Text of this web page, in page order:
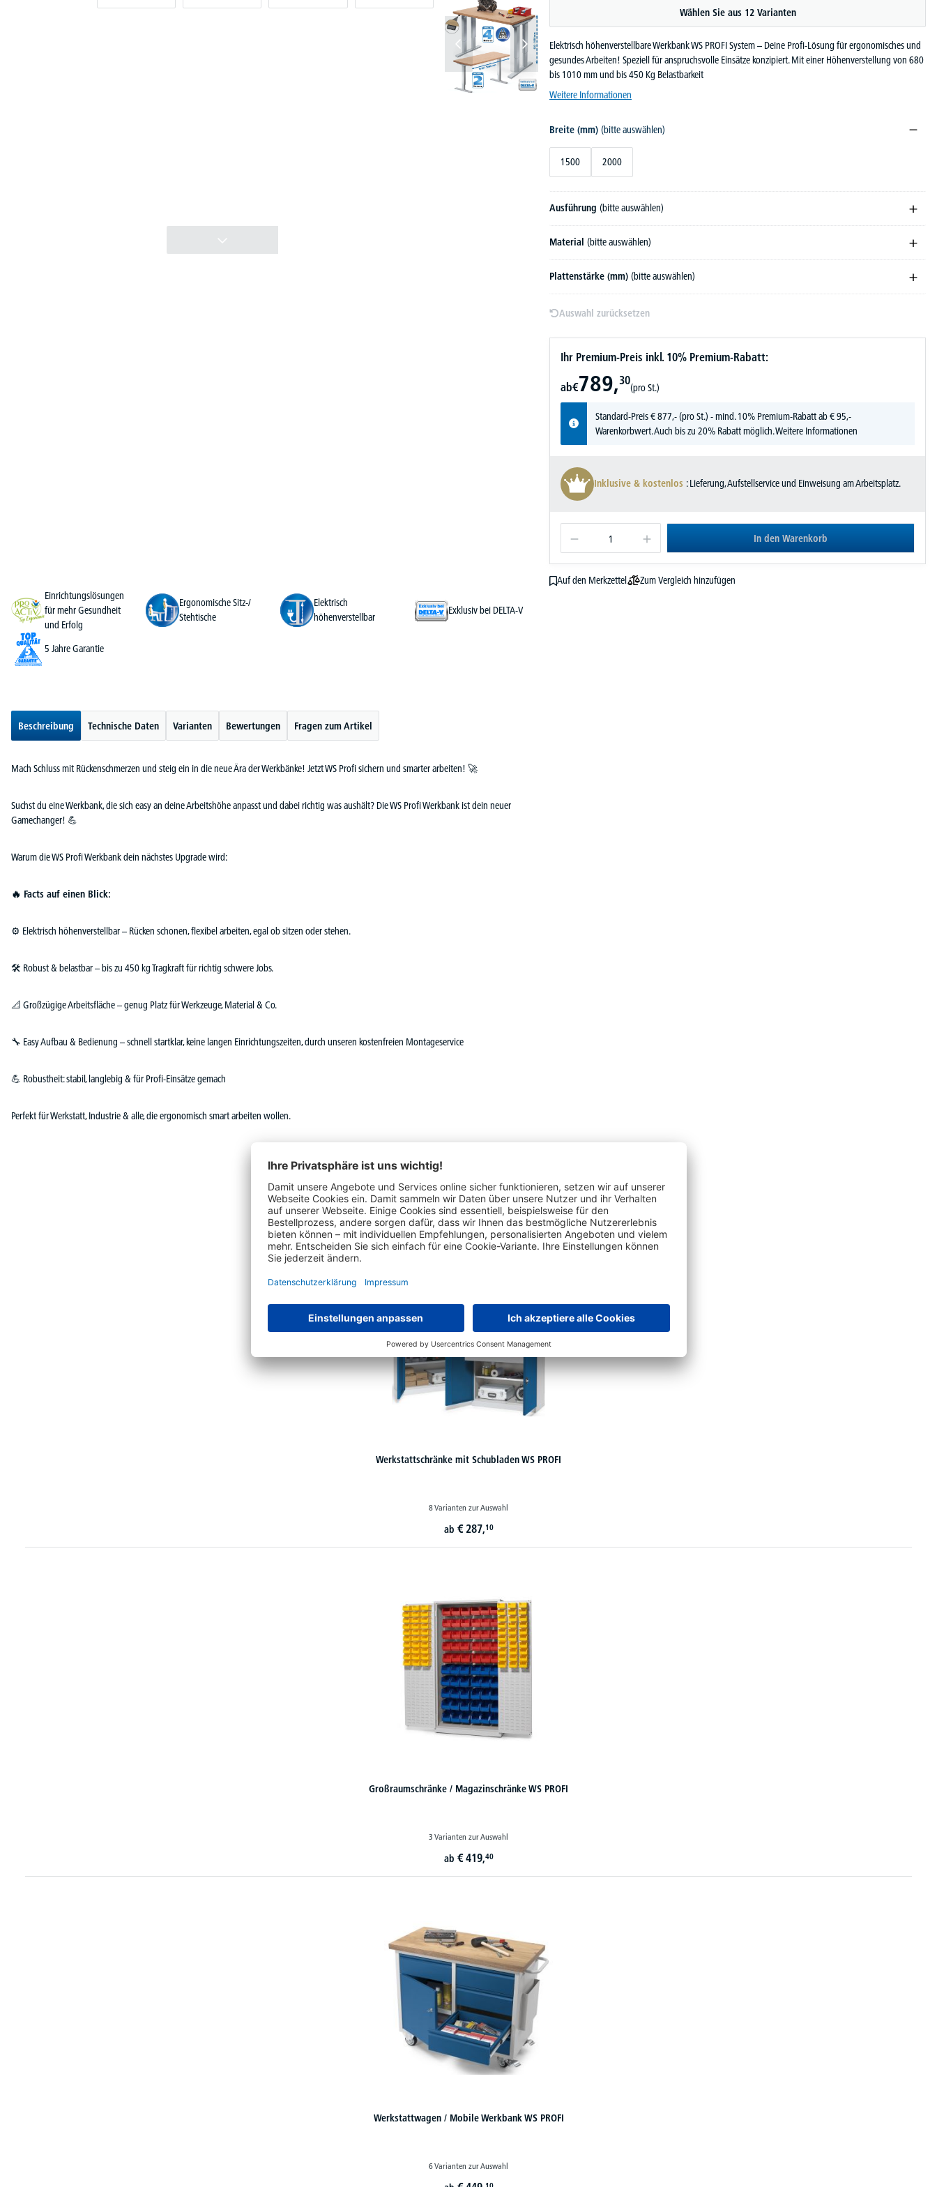
Wählen Sie aus 12 Varianten
Elektrisch höhenverstellbare Werkbank WS PROFI System – Deine Profi-Lösung für ergonomisches und
gesundes Arbeiten! Speziell für anspruchsvolle Einsätze konzipiert. Mit einer Höhenverstellung von 680
bis 1010 mm und bis 450 Kg Belastbarkeit
Weitere Informationen
Breite (mm) (bitte auswählen)
1500 2000
Ausführung (bitte auswählen)
Material (bitte auswählen)
Plattenstärke (mm) (bitte auswählen)
Auswahl zurücksetzen
Ihr Premium-Preis inkl. 10% Premium-Rabatt:
ab€789,30
(pro St.)
Standard-Preis€877,-(pro St.) - mind. 10% Premium-Rabatt ab € 95,-
Warenkorbwert. Auch bis zu 20% Rabatt möglich.Weitere Informationen
Inklusive & kostenlos : Lieferung, Aufstellservice und Einweisung am Arbeitsplatz.
In den Warenkorb
Auf den Merkzettel
Zum Vergleich hinzufügen
Einrichtungslösungen
für mehr Gesundheit
und Erfolg
Ergonomische Sitz-/
Stehtische
Elektrisch
höhenverstellbar
Exklusiv bei DELTA-V
5 Jahre Garantie
Beschreibung Technische Daten Varianten Bewertungen Fragen zum Artikel
Mach Schluss mit Rückenschmerzen und steig ein in die neue Ära der Werkbänke! Jetzt WS Profi sichern und smarter arbeiten! 🚀
Suchst du eine Werkbank, die sich easy an deine Arbeitshöhe anpasst und dabei richtig was aushält? Die WS Profi Werkbank ist dein neuer
Gamechanger! 💪
Warum die WS Profi Werkbank dein nächstes Upgrade wird:
🔥 Facts auf einen Blick:
⚙️ Elektrisch höhenverstellbar – Rücken schonen, flexibel arbeiten, egal ob sitzen oder stehen.
🛠️ Robust & belastbar – bis zu 450 kg Tragkraft für richtig schwere Jobs.
📐 Großzügige Arbeitsfläche – genug Platz für Werkzeuge, Material & Co.
🔧 Easy Aufbau & Bedienung – schnell startklar, keine langen Einrichtungszeiten, durch unseren kostenfreien Montageservice
💪 Robustheit: stabil, langlebig & für Profi-Einsätze gemach
Perfekt für Werkstatt, Industrie & alle, die ergonomisch smart arbeiten wollen.
Schon gesehen?
Werkstattschränke mit Schubladen WS PROFI
8 Varianten zur Auswahl
ab € 287,10
Großraumschränke / Magazinschränke WS PROFI
3 Varianten zur Auswahl
ab € 419,40
Werkstattwagen / Mobile Werkbank WS PROFI
6 Varianten zur Auswahl